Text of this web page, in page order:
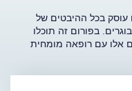
עוסק בכל ההיבטים של
בפורום זה תוכלו
אלו עם רופאה מומחית
של מועמדים לניתוח